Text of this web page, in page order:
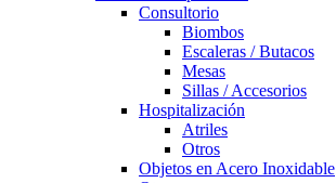
Consultorio
Biombos
Escaleras / Butacos
Mesas
Sillas / Accesorios
Hospitalización
Atriles
Otros
Objetos en Acero Inoxidable